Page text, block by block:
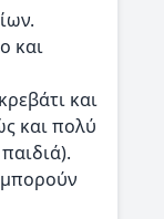
και
και
και πολύ
μπορούν